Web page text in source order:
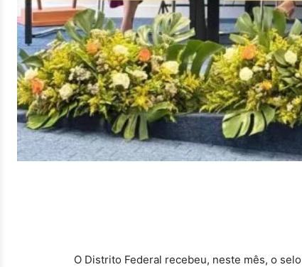
O Distrito Federal recebeu, neste mês, o